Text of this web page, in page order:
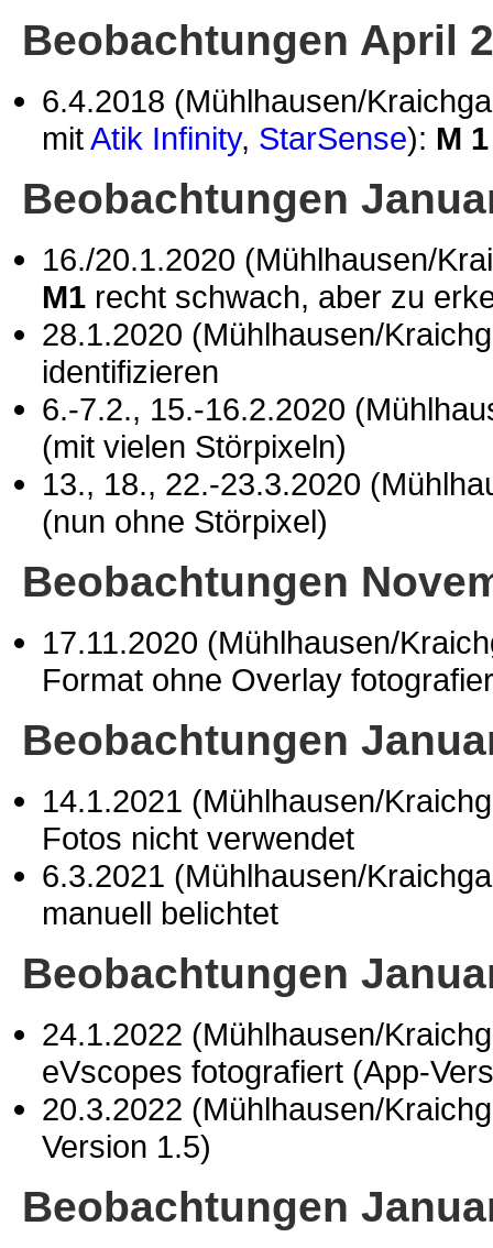
Beobachtungen April
6.4.2018 (Mühlhausen/
mitAtik Infinity, StarSense): M
Beobachtungen
16./20.1.2020 (Mühlhausen/
M1 recht schwach, aber zu
28.1.2020 (Mühlhausen/
identifizieren
6.-7.2., 15.-16.2.2020
(mit vielen Störpixeln)
13., 18., 22.-23.3.2020
(nun ohne Störpixel)
Beobachtungen
17.11.2020 (Mühlhausen/
Format ohne Overlay
Beobachtungen
14.1.2021 (Mühlhausen/
Fotos nicht verwendet
6.3.2021 (Mühlhausen/
manuell belichtet
Beobachtungen
24.1.2022 (Mühlhausen/
eVscopes fotografiert (App-
20.3.2022 (Mühlhausen/
Version 1.5)
Beobachtungen